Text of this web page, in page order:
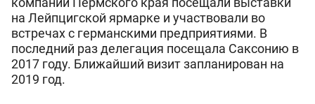
на Лейпцигской ярмарке и участвовали во
встречах с германскими предприятиями. В
последний раз делегация посещала Саксонию в
2017 году. Ближайший визит запланирован на
2019 год.